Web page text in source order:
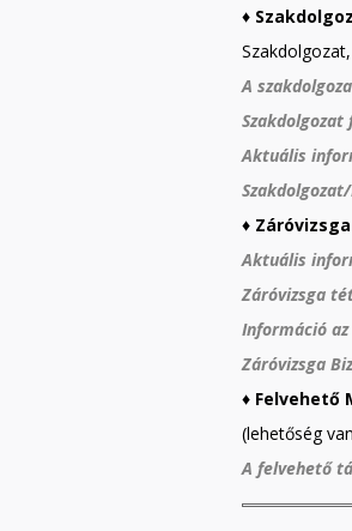
♦
A
Aktuális
♦ Záróvizsga
Aktuális
Záróvizsga
Információ
Záróvizsga
♦ Felvehető
(lehetőség
A felvehető